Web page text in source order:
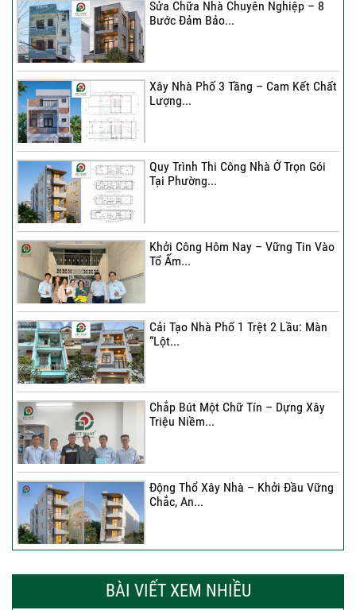
Sửa Chữa Nhà Chuyên Nghiệp – 8
Bước Đảm Bảo...
Xây Nhà Phố 3 Tầng – Cam Kết Chất
Lượng...
Quy Trình Thi Công Nhà Ở Trọn Gói
Tại Phường...
Khởi Công Hôm Nay – Vững Tin Vào
Tổ Ấm...
Cải Tạo Nhà Phố 1 Trệt 2 Lầu: Màn
“Lột...
Chắp Bút Một Chữ Tín – Dựng Xây
Triệu Niềm...
Động Thổ Xây Nhà – Khởi Đầu Vững
Chắc, An...
Chắc Cho...
BÀI VIẾT XEM NHIỀU